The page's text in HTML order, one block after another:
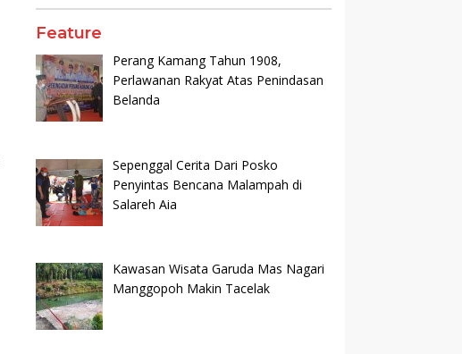
Feature
Perang Kamang Tahun 1908,
Perlawanan Rakyat Atas Penindasan
Belanda
Sepenggal Cerita Dari Posko
Penyintas Bencana Malampah di
Salareh Aia
Kawasan Wisata Garuda Mas Nagari
Manggopoh Makin Tacelak